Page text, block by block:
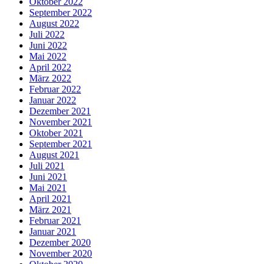
September 2022
August 2022
Juli 2022
Juni 2022
Mai 2022
April 2022
März 2022
Februar 2022
Januar 2022
Dezember 2021
November 2021
Oktober 2021
September 2021
August 2021
Juli 2021
Juni 2021
Mai 2021
April 2021
März 2021
Februar 2021
Januar 2021
Dezember 2020
November 2020